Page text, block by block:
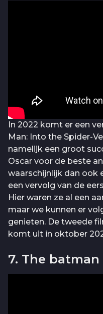
In 2022 komt er een
Man: Into the Spider-
namelijk een groot
Oscar voor de beste
waarschijnlijk dan ook
een vervolg van de
Hier waren ze al een
maar we kunnen er
genieten. De tweede
komt uit in oktober
7. The batman